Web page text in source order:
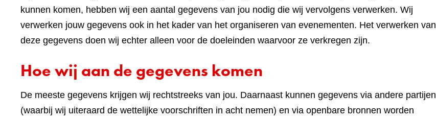
kunnen komen, hebben wij een aantal gegevens van jou nodig die wij vervolgens verwerken. Wij
verwerken jouw gegevens ook in het kader van het organiseren van evenementen. Het verwerken van
deze gegevens doen wij echter alleen voor de doeleinden waarvoor ze verkregen zijn.
Hoe wij aan de gegevens komen
De meeste gegevens krijgen wij rechtstreeks van jou. Daarnaast kunnen gegevens via andere partijen
(waarbij wij uiteraard de wettelijke voorschriften in acht nemen) en via openbare bronnen worden